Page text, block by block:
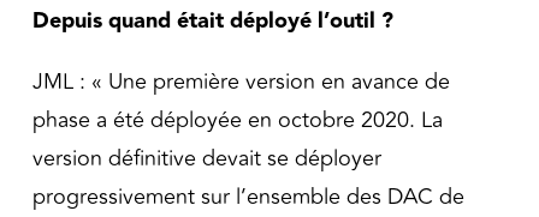
Depuis quand était déployé l’outil ?
JML : « Une première version en avance de
phase a été déployée en octobre 2020. La
version définitive devait se déployer
progressivement sur l’ensemble des DAC de